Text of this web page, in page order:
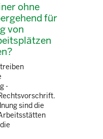
ohne
für
von
-
sind die